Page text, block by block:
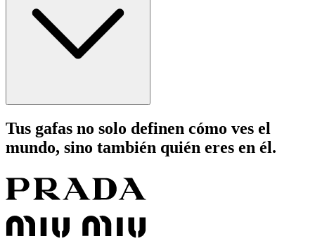
Tus gafas no solo definen cómo ves el
mundo, sino también quién eres en él.